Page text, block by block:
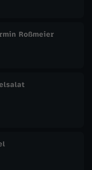
Roßmeier